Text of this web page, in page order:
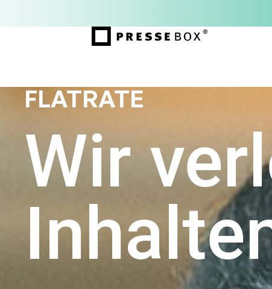
FLATRATE
Wir